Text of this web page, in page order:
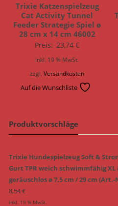
Trixie Katzenspielzeug
Cat Activity Tunnel
Feeder Strategie Spiel ø
28 cm x 14 cm 46002
Preis: 23,74€
inkl. 19 % MwSt.
zzgl.Versandkosten
Auf die Wunschliste
Produktvorschläge
Trixie Hundespielzeug Soft &
Gurt TPR weich schwimmfähig XL
geräuschlos ø 7,5 cm / 29 cm (Art.-
8,54€
inkl. 19 % MwSt.